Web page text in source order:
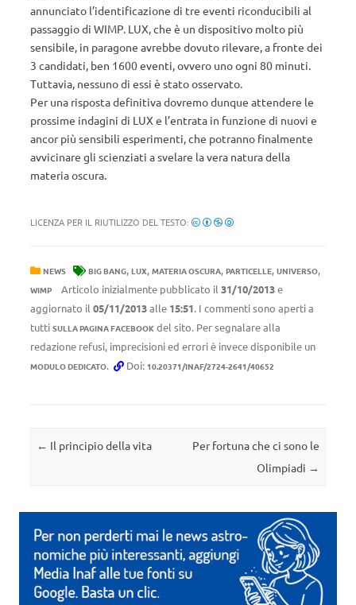
annunciato l’identificazione di tre eventi riconducibili al
passaggio di WIMP. LUX, che è un dispositivo molto più
sensibile, in paragone avrebbe dovuto rilevare, a fronte dei
3 candidati, ben 1600 eventi, ovvero uno ogni 80 minuti.
Tuttavia, nessuno di essi è stato osservato.
Per una risposta definitiva dovremo dunque attendere le
prossime indagini di LUX e l’entrata in funzione di nuovi e
ancor più sensibili esperimenti, che potranno finalmente
avvicinare gli scienziati a svelare la vera natura della
materia oscura.
LICENZA PER IL RIUTILIZZO DEL TESTO:
NEWS BIG BANG, LUX, MATERIA OSCURA, PARTICELLE, UNIVERSO,
WIMP Articolo inizialmente pubblicato il 31/10/2013e
aggiornato il 05/11/2013alle 15:51. I commenti sono aperti a
tutti SULLA PAGINA FACEBOOK del sito. Per segnalare alla
redazione refusi, imprecisioni ed errori è invece disponibile un
MODULO DEDICATO. Doi: 10.20371/INAF/2724-2641/40652
Navigazione articolo
← Il principio della vita
Per fortuna che ci sono le
Olimpiadi →